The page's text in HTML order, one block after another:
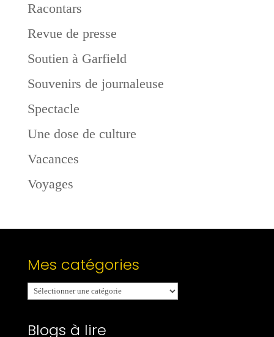
Racontars
Revue de presse
Soutien à Garfield
Souvenirs de journaleuse
Spectacle
Une dose de culture
Vacances
Voyages
Mes catégories
Mes
catégories
Blogs à lire